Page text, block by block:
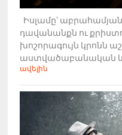
Իսլամը՝
դավանանքն ու
խոշորագույն կրոնն
աստվածաբանական և
ավելին